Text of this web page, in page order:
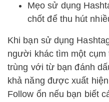
Mẹo sử dụng
chốt để thu hút
Khi bạn sử dụng
người khác tìm một
trùng với từ bạn đánh
khả năng được xuất
Follow ổn nếu bạn biết